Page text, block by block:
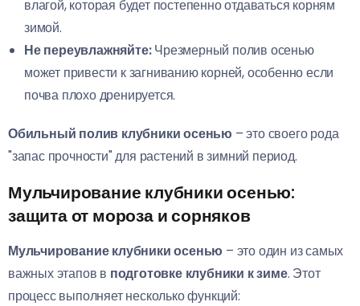
влагой, которая будет постепенно отдаваться корням
зимой.
Не переувлажняйте:Чрезмерный полив осенью
может привести к загниванию корней, особенно если
почва плохо дренируется.
Обильный полив клубники осенью – это своего рода
"запас прочности" для растений в зимний период.
Мульчирование клубники осенью:
защита от мороза и сорняков
Мульчирование клубники осенью – это один из самых
важных этапов в подготовке клубники к зиме. Этот
процесс выполняет несколько функций: